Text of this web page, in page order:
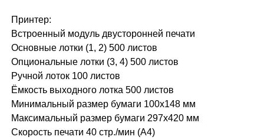
Принтер:
Встроенный модуль двусторонней печати
Основные лотки (1, 2) 500 листов
Опциональные лотки (3, 4) 500 листов
Ручной лоток 100 листов
Ёмкость выходного лотка 500 листов
Минимальный размер бумаги 100x148 мм
Максимальный размер бумаги 297x420 мм
Скорость печати 40 стр./мин (А4)